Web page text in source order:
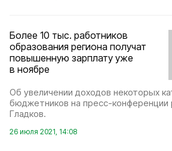
Более 10 тыс. работников
образования региона получат
повышенную зарплату уже
в ноябре
Об увеличении доходов некоторых
бюджетников на пресс-конференции
Гладков.
26 июля 2021, 14:08